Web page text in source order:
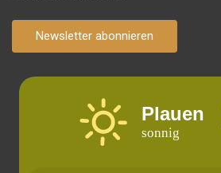
Newsletter abonnieren
Plauen
sonnig